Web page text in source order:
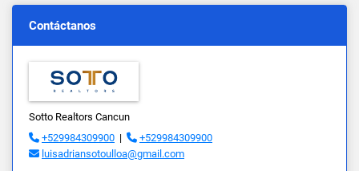
Contáctanos
Sotto Realtors Cancun
+529984309900 |
+529984309900
luisadriansotoulloa@gmail.com